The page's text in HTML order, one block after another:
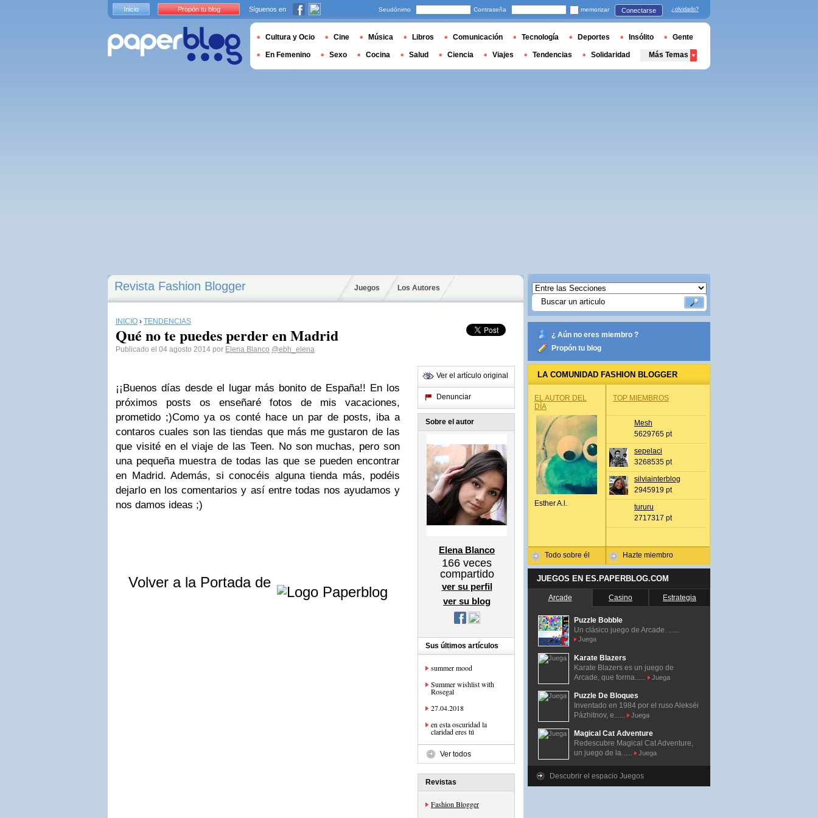
Revista Fashion Blogger Juegos Los Autores
INICIO › TENDENCIAS
Qué no te puedes perder en Madrid
Publicado el 04 agosto 2014 por Elena Blanco @ebh_elena
¡¡Buenos días desde el lugar más bonito de España!! En los
próximos posts os enseñaré fotos de mis vacaciones,
prometido ;)Como ya os conté hace un par de posts, iba a
contaros cuales son las tiendas que más me gustaron de las
que visité en el viaje de las Teen. No son muchas, pero son
una pequeña muestra de todas las que se pueden encontrar
en Madrid. Además, si conocéis alguna tienda más, podéis
dejarlo en los comentarios y así entre todas nos ayudamos y
nos damos ideas ;)
Volver a la Portada de
Ver el artículo original
Denunciar
Sobre el autor
Elena Blanco
166 veces
compartido
ver su perfil
ver su blog
Sus últimos artículos
summer mood
Summer wishlist with
Rosegal
27.04.2018
en esta oscuridad la
claridad eres tú
Ver todos
Revistas
Fashion Blogger
¿ Aún no eres miembro ?
Propón tu blog
LA COMUNIDAD FASHION BLOGGER
EL AUTOR DEL
DÍA
Esther A.l.
Todo sobre él
TOP MIEMBROS
Mesh
5629765 pt
sepelaci
3268535 pt
silviainterblog
2945919 pt
tururu
2717317 pt
Hazte miembro
JUEGOS EN ES.PAPERBLOG.COM
Arcade Casino Estrategia
Puzzle Bobble
Un clásico juego de Arcade. ......
Juega
Karate Blazers
Karate Blazers es un juego de
Arcade, que forma......
Juega
Puzzle De Bloques
Inventado en 1984 por el ruso Alekséi
Pázhitnov, e......
Juega
Magical Cat Adventure
Redescubre Magical Cat Adventure,
un juego de la......
Juega
Descubrir el espacio Juegos
Inicio Propón tu blog Síguenos en Seudónimo Contraseña memorizar Conectarse ¿olvidado?
Cultura y Ocio Cine Música Libros Comunicación Tecnología Deportes Insólito Gente
En Femenino Sexo Cocina Salud Ciencia Viajes Tendencias Solidaridad Más Temas